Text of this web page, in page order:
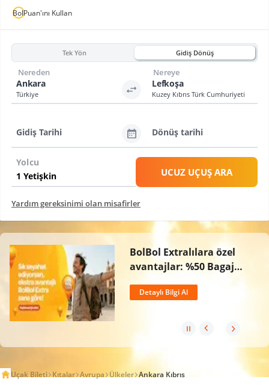
BolPuan'ını Kullan
Tek Yön Gidiş Dönüş
Ankara
Türkiye
Nereden
Lefkoşa
Kuzey Kıbrıs Türk Cumhuriyeti
Nereye
Gidiş Tarihi Dönüş tarihi
Yolcu
UCUZ UÇUŞ ARA
Yardım gereksinimi olan misafirler
BolBol Extralılara özel
avantajlar: %50 Bagaj
Hakkı ve 2 Kat BolPuan!
Detaylı Bilgi Al
Uçak Bileti Kıtalar Avrupa Ülkeler Ankara Kıbrıs